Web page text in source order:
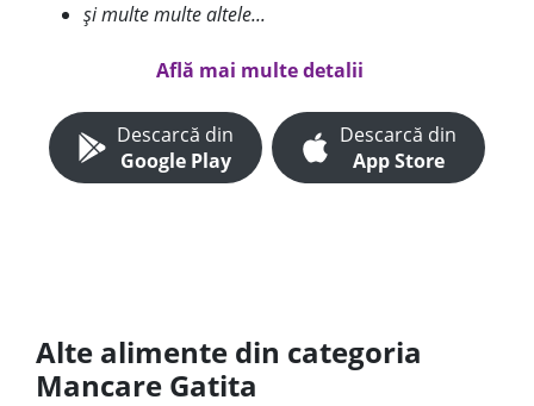
și multe multe altele...
Află mai multe detalii
Descarcă din
Google Play
Descarcă din
App Store
Alte alimente din categoria
Mancare Gatita